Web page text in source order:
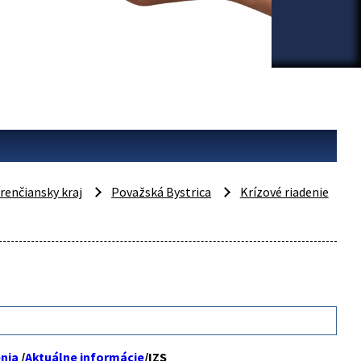
kraj Považská Bystrica
Krízové riadenie
/Aktuálne informácie/IZS